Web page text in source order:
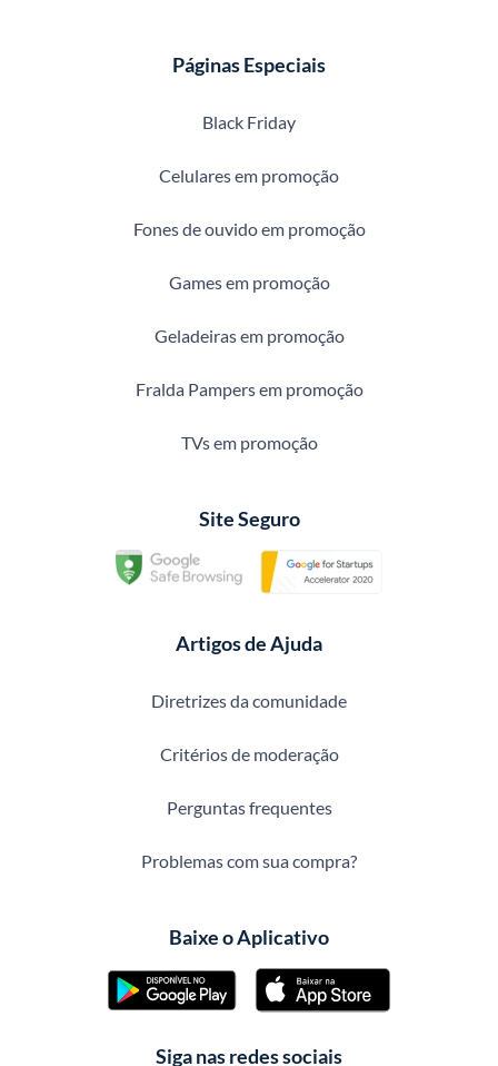
Páginas Especiais
Black Friday
Celulares em promoção
Fones de ouvido em promoção
Games em promoção
Geladeiras em promoção
Fralda Pampers em promoção
TVs em promoção
Site Seguro
Artigos de Ajuda
Diretrizes da comunidade
Critérios de moderação
Perguntas frequentes
Problemas com sua compra?
Baixe o Aplicativo
Siga nas redes sociais